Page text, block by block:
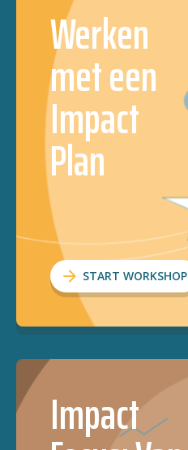
Werken
met een
Impact
Plan
START WORKSHOP
Impact